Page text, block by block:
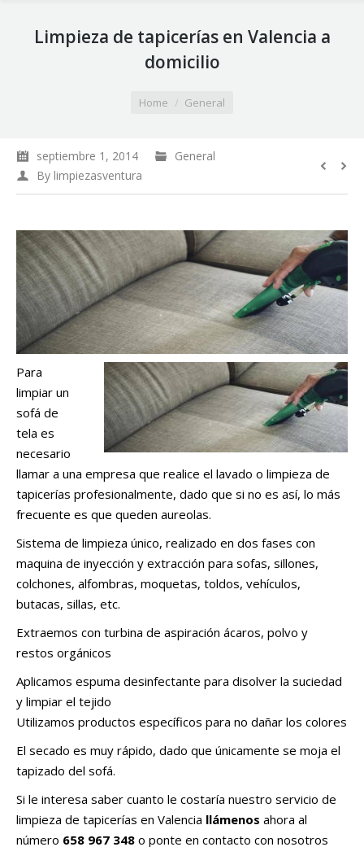
Limpieza de tapicerías en Valencia a
domicilio
Home General
septiembre 1, 2014
General
By limpiezasventura
Para
limpiar un
sofá de
tela es
necesario
llamar a una empresa que realice el lavado o limpieza de
tapicerías profesionalmente, dado que si no es así, lo más
frecuente es que queden aureolas.
Sistema de limpieza único, realizado en dos fases con
maquina de inyección y extracción para sofas, sillones,
colchones, alfombras, moquetas, toldos, vehículos,
butacas, sillas, etc.
Extraemos con turbina de aspiración ácaros, polvo y
restos orgánicos
Aplicamos espuma desinfectante para disolver la suciedad
y limpiar el tejido
Utilizamos productos específicos para no dañar los colores
El secado es muy rápido, dado que únicamente se moja el
tapizado del sofá.
Si le interesa saber cuanto le costaría nuestro servicio de
limpieza de tapicerías en Valencia llámenos ahora al
número 658 967 348 o ponte en contacto con nosotros